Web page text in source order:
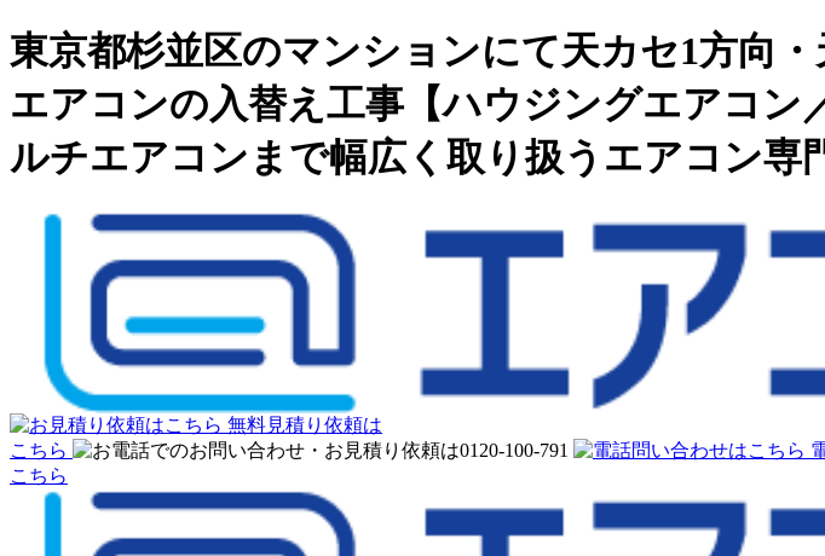
東京都杉並区のマンションにて天カセ1方向
エアコンの入替え工事【ハウジングエアコ
ルチエアコンまで幅広く取り扱うエアコン専
無料見積り依頼は
こちら
こちら